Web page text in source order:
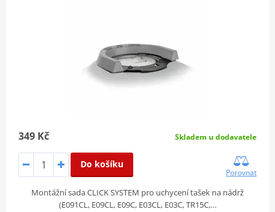
349 Kč Skladem u dodavatele
Do košíku
Porovnat
Montážní sada CLICK SYSTEM pro uchycení tašek na nádrž
(E091CL, E09CL, E09C, E03CL, E03C, TR15C,…